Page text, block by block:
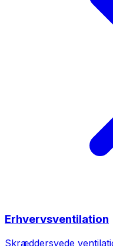
Erhvervsventilation
Skræddersyede